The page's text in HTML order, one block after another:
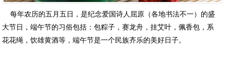
每年农历的五月五日，是纪念爱国诗人屈原（各地书法不一）的盛
大节日，端午节的习俗包括：包粽子，赛龙舟，挂艾叶，佩香包，系
花花绳，饮雄黄酒等，端午节是一个民族齐乐的美好日子。